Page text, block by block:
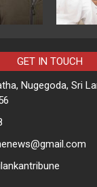
GET IN TOUCH
Nugegoda, Sri